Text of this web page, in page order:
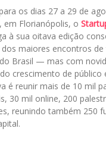
os dias 27 a 29 de
em Florianópolis, o
à sua oitava edição
maiores encontros de
Brasil — mas com
crescimento de público
é reunir mais de 10 mil
30 mil online, 200
reunindo também 250